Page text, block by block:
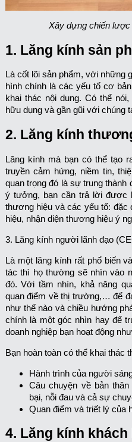
Xây dựng chiến lược
1. Lăng kính sản
Là cốt lõi sản phẩm, với những
hình chính là các yếu tố cơ
khai thác nội dung. Có thể
hữu dụng và gần gũi với chúng
2. Lăng kính
Lăng kính mà bạn có thể tạo
truyền cảm hứng, niềm tin,
quan trọng đó là sự trung
ý tưởng, bạn cần trả lời được
thương hiệu và các yếu tố:
hiệu, nhận diện thương hiệu ý
3. Lăng kính người lãnh đạo
Là một lăng kính rất phổ biến
tác thì họ thường sẽ nhìn vào
đó. Với tầm nhìn, khả năng
quan điểm về thị trường,… để
như thế nào và chiều hướng
chính là một góc nhìn hay để
doanh nghiệp bạn hoạt động
Bạn hoàn toàn có thể khai thác
Hành trình của người
Câu chuyện về bản
bại, nỗi đau và cả sự
Quan điểm và triết lý của
4. Lăng kính khách